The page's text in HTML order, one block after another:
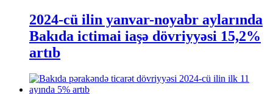
2024-cü ilin yanvar-noyabr aylarında
Bakıda ictimai iaşə dövriyyəsi 15,2%
artıb